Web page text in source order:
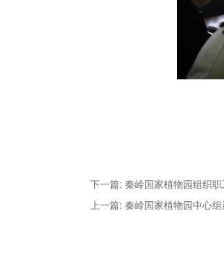
下一篇: 秦岭国家植物园组织
上一篇: 秦岭国家植物园中心